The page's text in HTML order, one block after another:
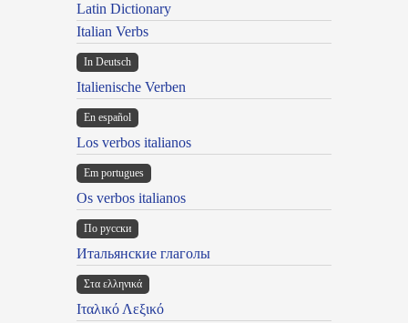
Latin Dictionary
Italian Verbs
In Deutsch
Italienische Verben
En español
Los verbos italianos
Em portugues
Os verbos italianos
По русски
Итальянские глаголы
Στα ελληνικά
Ιταλικό Λεξικό